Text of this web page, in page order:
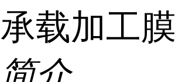
承载加工膜
简介